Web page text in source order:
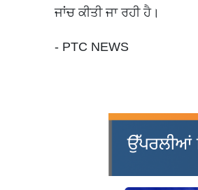
ਜਾਂਚ ਕੀਤੀ ਜਾ ਰਹੀ ਹੈ।
- PTC NEWS